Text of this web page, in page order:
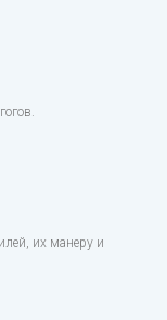
их манеру и